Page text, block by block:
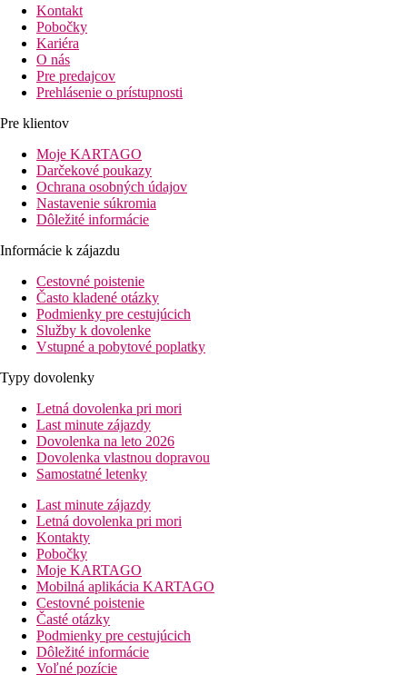
Kontakt
Pobočky
Kariéra
O nás
Pre predajcov
Prehlásenie o prístupnosti
Pre klientov
Moje KARTAGO
Darčekové poukazy
Ochrana osobných údajov
Nastavenie súkromia
Dôležité informácie
Informácie k zájazdu
Cestovné poistenie
Často kladené otázky
Podmienky pre cestujúcich
Služby k dovolenke
Vstupné a pobytové poplatky
Typy dovolenky
Letná dovolenka pri mori
Last minute zájazdy
Dovolenka na leto 2026
Dovolenka vlastnou dopravou
Samostatné letenky
Last minute zájazdy
Letná dovolenka pri mori
Kontakty
Pobočky
Moje KARTAGO
Mobilná aplikácia KARTAGO
Cestovné poistenie
Časté otázky
Podmienky pre cestujúcich
Dôležité informácie
Voľné pozície